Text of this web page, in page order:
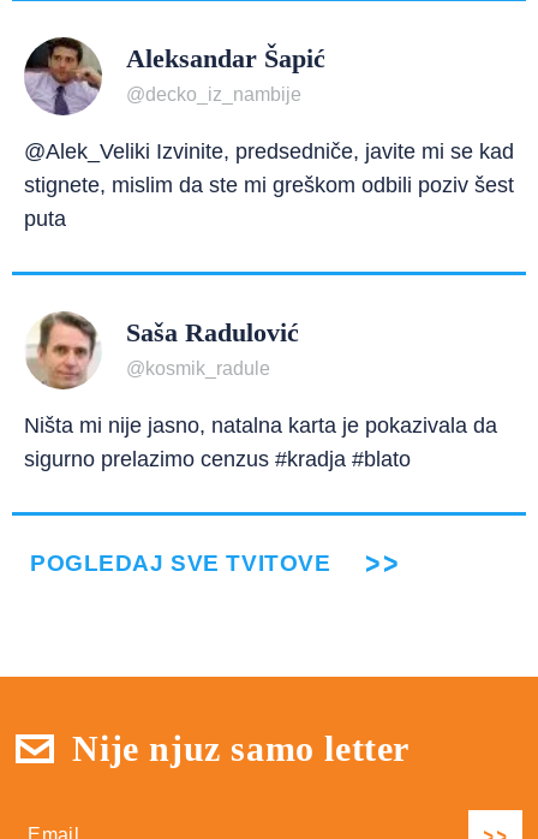
Aleksandar Šapić
@decko_iz_nambije
@Alek_Veliki Izvinite, predsedniče, javite mi se kad
stignete, mislim da ste mi greškom odbili poziv šest
puta
Saša Radulović
@kosmik_radule
Ništa mi nije jasno, natalna karta je pokazivala da
sigurno prelazimo cenzus #kradja #blato
POGLEDAJ SVE TVITOVE
Nije njuz samo letter